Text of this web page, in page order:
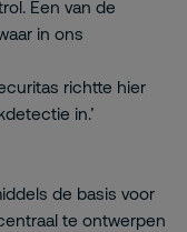
Een van de
in ons
richtte hier
in.’
de basis voor
te ontwerpen